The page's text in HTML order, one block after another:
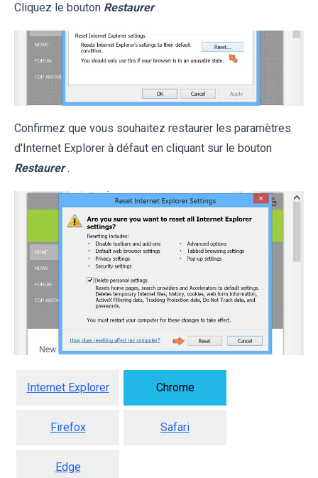
Cliquez le bouton Restaurer .
Confirmez que vous souhaitez restaurer les paramètres
d'Internet Explorer à défaut en cliquant sur le bouton
Restaurer .
Internet Explorer Chrome
Firefox Safari
Edge